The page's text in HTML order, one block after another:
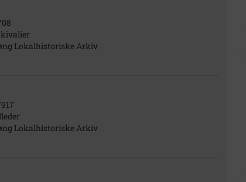
Lokalhistoriske Arkiv
Lokalhistoriske Arkiv